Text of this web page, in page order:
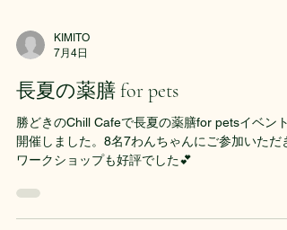
KIMITO
長夏の薬膳 for pets
開催しました。8名7わんちゃんにご参加いただき
ワークショップも好評でした💕